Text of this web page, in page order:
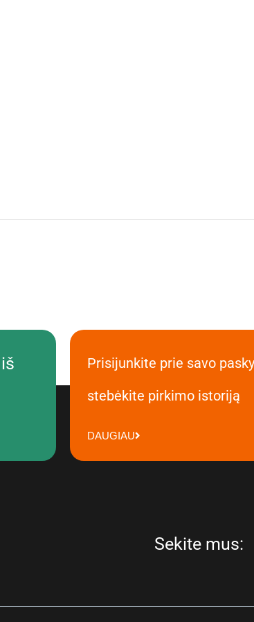
Prisijunkite prie savo
stebėkite pirkimo istoriją
DAUGIAU
Sekite mus: